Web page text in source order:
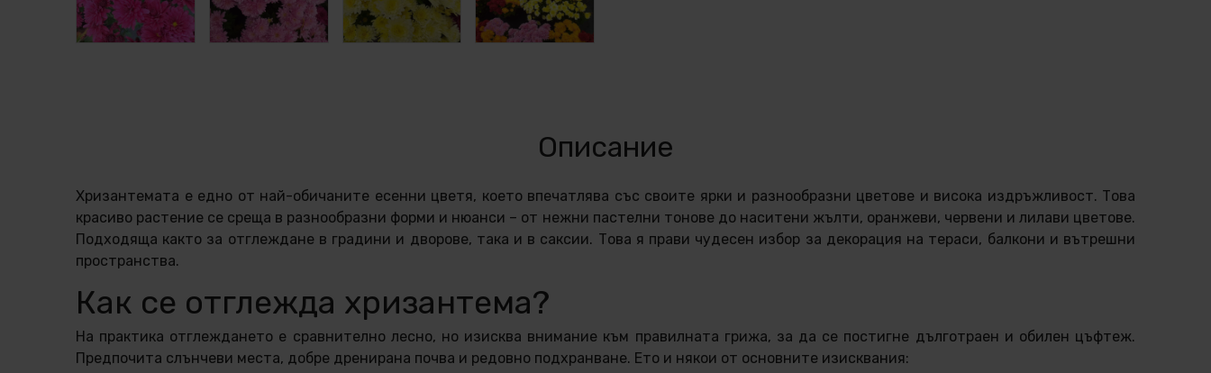
Описание
Хризантемата е едно от най-обичаните есенни цветя, което впечатлява със своите ярки и разнообразни цветове и висока издръжливост. Това
красиво растение се среща в разнообразни форми и нюанси – от нежни пастелни тонове до наситени жълти, оранжеви, червени и лилави цветове.
Подходяща както за отглеждане в градини и дворове, така и в саксии. Това я прави чудесен избор за декорация на тераси, балкони и вътрешни
пространства.
Как се отглежда хризантема?
На практика отглеждането е сравнително лесно, но изисква внимание към правилната грижа, за да се постигне дълготраен и обилен цъфтеж.
Предпочита слънчеви места, добре дренирана почва и редовно подхранване. Ето и някои от основните изисквания: